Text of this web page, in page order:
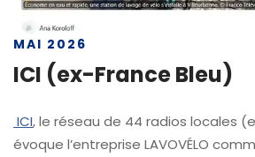
MAI 2026
ICI (ex-France Bleu)
ICI, le réseau de 44 radios locales
évoque l’entreprise LAVOVÉLO